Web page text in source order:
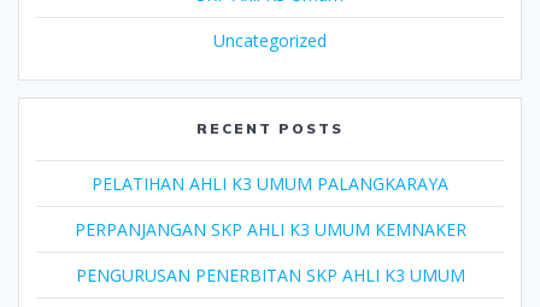
Uncategorized
RECENT POSTS
PELATIHAN AHLI K3 UMUM PALANGKARAYA
PERPANJANGAN SKP AHLI K3 UMUM KEMNAKER
PENGURUSAN PENERBITAN SKP AHLI K3 UMUM